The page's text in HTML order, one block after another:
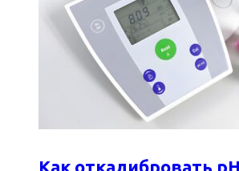
Как откалибровать